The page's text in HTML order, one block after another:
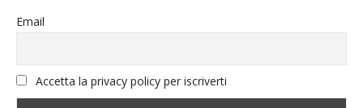
Email
Accetta la privacy policy per iscriverti